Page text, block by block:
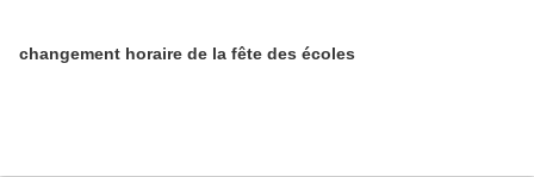
changement horaire de la fête des écoles